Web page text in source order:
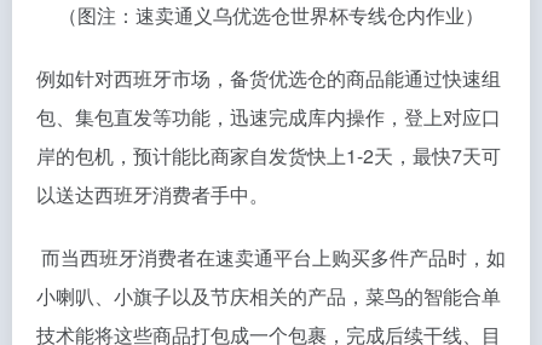
（图注：速卖通义乌优选仓世界杯专线仓内作业）
例如针对西班牙市场，备货优选仓的商品能通过快速组
包、集包直发等功能，迅速完成库内操作，登上对应口
岸的包机，预计能比商家自发货快上1-2天，最快7天可
以送达西班牙消费者手中。
而当西班牙消费者在速卖通平台上购买多件产品时，如
小喇叭、小旗子以及节庆相关的产品，菜鸟的智能合单
技术能将这些商品打包成一个包裹，完成后续干线、目